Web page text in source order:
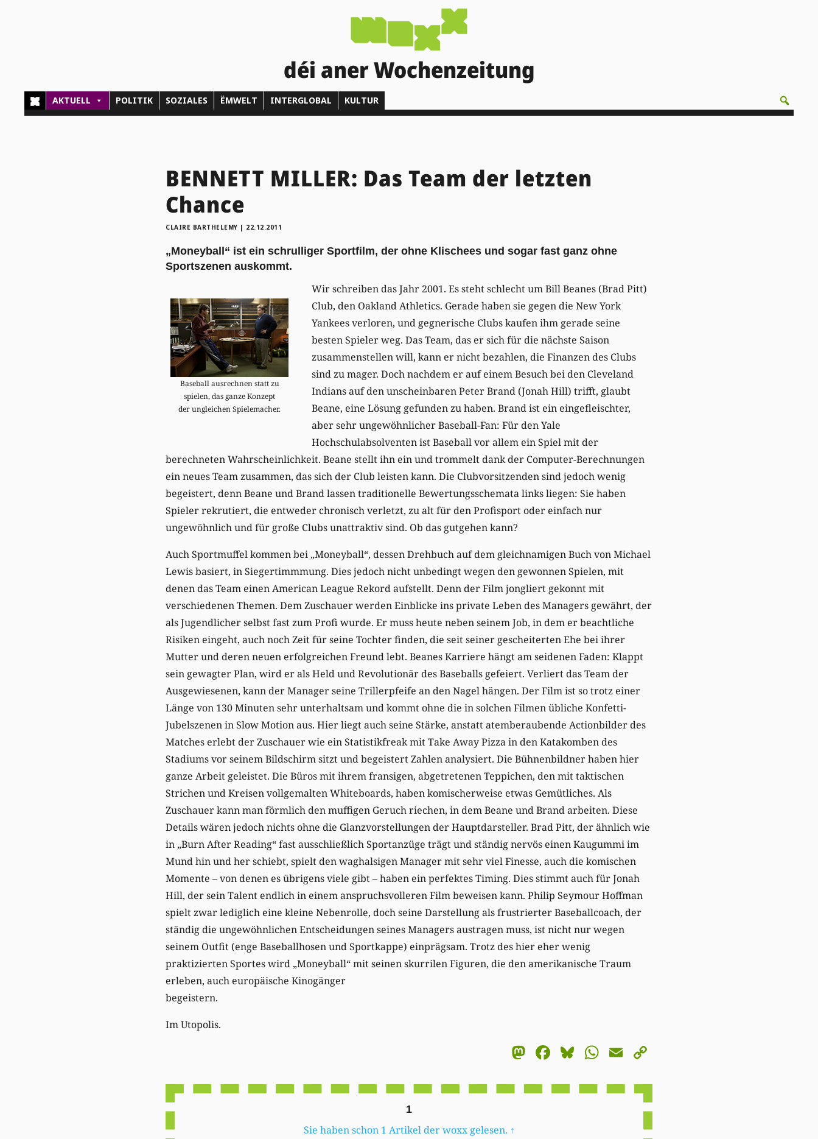
déi aner Wochenzeitung
AKTUELL POLITIK SOZIALES ËMWELT INTERGLOBAL KULTUR
BENNETT MILLER: Das Team der letzten
Chance
CLAIRE BARTHELEMY | 22.12.2011
„Moneyball“ ist ein schrulliger Sportfilm, der ohne Klischees und sogar fast ganz ohne
Sportszenen auskommt.
Baseball ausrechnen statt zu
spielen, das ganze Konzept
der ungleichen Spielemacher.
Wir schreiben das Jahr 2001. Es steht schlecht um Bill Beanes (Brad Pitt)
Club, den Oakland Athletics. Gerade haben sie gegen die New York
Yankees verloren, und gegnerische Clubs kaufen ihm gerade seine
besten Spieler weg. Das Team, das er sich für die nächste Saison
zusammenstellen will, kann er nicht bezahlen, die Finanzen des Clubs
sind zu mager. Doch nachdem er auf einem Besuch bei den Cleveland
Indians auf den unscheinbaren Peter Brand (Jonah Hill) trifft, glaubt
Beane, eine Lösung gefunden zu haben. Brand ist ein eingefleischter,
aber sehr ungewöhnlicher Baseball-Fan: Für den Yale
Hochschulabsolventen ist Baseball vor allem ein Spiel mit der
berechneten Wahrscheinlichkeit. Beane stellt ihn ein und trommelt dank der Computer-Berechnungen
ein neues Team zusammen, das sich der Club leisten kann. Die Clubvorsitzenden sind jedoch wenig
begeistert, denn Beane und Brand lassen traditionelle Bewertungsschemata links liegen: Sie haben
Spieler rekrutiert, die entweder chronisch verletzt, zu alt für den Profisport oder einfach nur
ungewöhnlich und für große Clubs unattraktiv sind. Ob das gutgehen kann?
Auch Sportmuffel kommen bei „Moneyball“, dessen Drehbuch auf dem gleichnamigen Buch von Michael
Lewis basiert, in Siegertimmmung. Dies jedoch nicht unbedingt wegen den gewonnen Spielen, mit
denen das Team einen American League Rekord aufstellt. Denn der Film jongliert gekonnt mit
verschiedenen Themen. Dem Zuschauer werden Einblicke ins private Leben des Managers gewährt, der
als Jugendlicher selbst fast zum Profi wurde. Er muss heute neben seinem Job, in dem er beachtliche
Risiken eingeht, auch noch Zeit für seine Tochter finden, die seit seiner gescheiterten Ehe bei ihrer
Mutter und deren neuen erfolgreichen Freund lebt. Beanes Karriere hängt am seidenen Faden: Klappt
sein gewagter Plan, wird er als Held und Revolutionär des Baseballs gefeiert. Verliert das Team der
Ausgewiesenen, kann der Manager seine Trillerpfeife an den Nagel hängen. Der Film ist so trotz einer
Länge von 130 Minuten sehr unterhaltsam und kommt ohne die in solchen Filmen übliche Konfetti-
Jubelszenen in Slow Motion aus. Hier liegt auch seine Stärke, anstatt atemberaubende Actionbilder des
Matches erlebt der Zuschauer wie ein Statistikfreak mit Take Away Pizza in den Katakomben des
Stadiums vor seinem Bildschirm sitzt und begeistert Zahlen analysiert. Die Bühnenbildner haben hier
ganze Arbeit geleistet. Die Büros mit ihrem fransigen, abgetretenen Teppichen, den mit taktischen
Strichen und Kreisen vollgemalten Whiteboards, haben komischerweise etwas Gemütliches. Als
Zuschauer kann man förmlich den muffigen Geruch riechen, in dem Beane und Brand arbeiten. Diese
Details wären jedoch nichts ohne die Glanzvorstellungen der Hauptdarsteller. Brad Pitt, der ähnlich wie
in „Burn After Reading“ fast ausschließlich Sportanzüge trägt und ständig nervös einen Kaugummi im
Mund hin und her schiebt, spielt den waghalsigen Manager mit sehr viel Finesse, auch die komischen
Momente – von denen es übrigens viele gibt – haben ein perfektes Timing. Dies stimmt auch für Jonah
Hill, der sein Talent endlich in einem anspruchsvolleren Film beweisen kann. Philip Seymour Hoffman
spielt zwar lediglich eine kleine Nebenrolle, doch seine Darstellung als frustrierter Baseballcoach, der
ständig die ungewöhnlichen Entscheidungen seines Managers austragen muss, ist nicht nur wegen
seinem Outfit (enge Baseballhosen und Sportkappe) einprägsam. Trotz des hier eher wenig
praktizierten Sportes wird „Moneyball“ mit seinen skurrilen Figuren, die den amerikanische Traum
erleben, auch europäische Kinogänger
begeistern.
Im Utopolis.
Mastodon
Facebook
Bluesky
WhatsApp
Email
1
Sie haben schon 1 Artikel der woxx gelesen. ↑